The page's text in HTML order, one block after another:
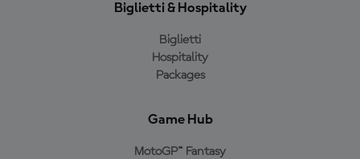
Biglietti & Hospitality
Biglietti
Hospitality
Packages
Game Hub
MotoGP™ Fantasy